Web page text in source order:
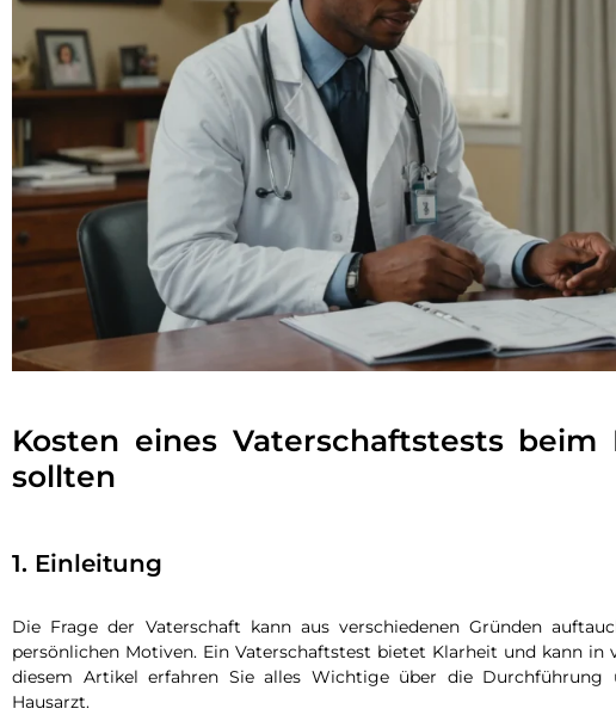
Kosten eines Vaterschaftstests beim
sollten
1. Einleitung
Die Frage der Vaterschaft kann aus verschiedenen Gründen
persönlichen Motiven. Ein Vaterschaftstest bietet Klarheit und kann
diesem Artikel erfahren Sie alles Wichtige über die Durchführung
Hausarzt.